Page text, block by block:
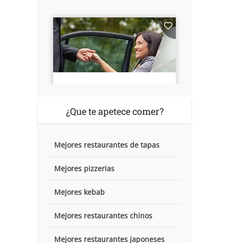
¿Que te apetece comer?
Mejores restaurantes de tapas
Mejores pizzerias
Mejores kebab
Mejores restaurantes chinos
Mejores restaurantes japoneses